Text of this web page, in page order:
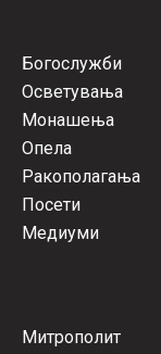
Богослужби
Осветувања
Монашења
Опела
Ракополагања
Посети
Медиуми
Митрополит